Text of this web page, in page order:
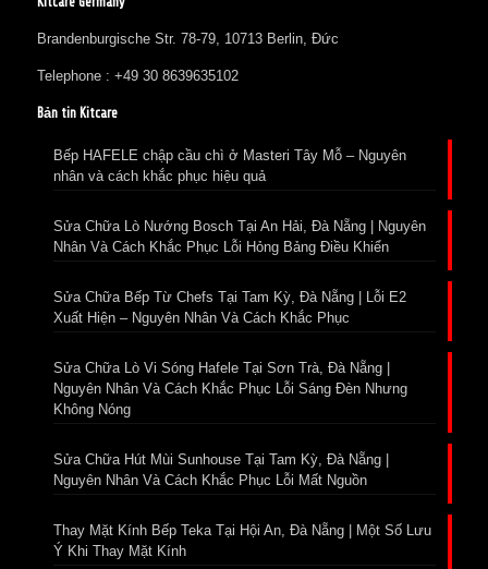
Brandenburgische Str. 78-79, 10713 Berlin, Đức
Telephone : +49 30 8639635102
Bản tin Kitcare
Bếp HAFELE chập cầu chì ở Masteri Tây Mỗ – Nguyên
nhân và cách khắc phục hiệu quả
Sửa Chữa Lò Nướng Bosch Tại An Hải, Đà Nẵng | Nguyên
Nhân Và Cách Khắc Phục Lỗi Hỏng Bảng Điều Khiển
Sửa Chữa Bếp Từ Chefs Tại Tam Kỳ, Đà Nẵng | Lỗi E2
Xuất Hiện – Nguyên Nhân Và Cách Khắc Phục
Sửa Chữa Lò Vi Sóng Hafele Tại Sơn Trà, Đà Nẵng |
Nguyên Nhân Và Cách Khắc Phục Lỗi Sáng Đèn Nhưng
Không Nóng
Sửa Chữa Hút Mùi Sunhouse Tại Tam Kỳ, Đà Nẵng |
Nguyên Nhân Và Cách Khắc Phục Lỗi Mất Nguồn
Thay Mặt Kính Bếp Teka Tại Hội An, Đà Nẵng | Một Số Lưu
Ý Khi Thay Mặt Kính